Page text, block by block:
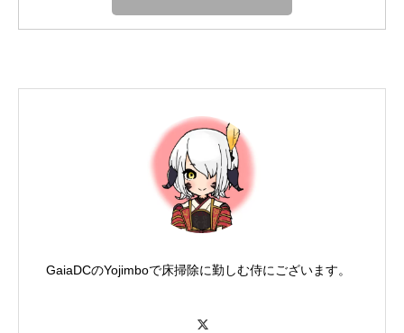
GaiaDCのYojimboで床掃除に勤しむ侍にございます。